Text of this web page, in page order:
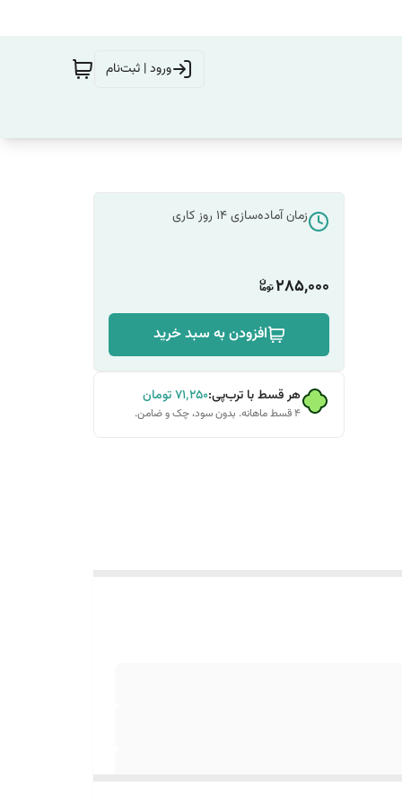
ورود | ثبت‌نام
زمان آماده‌سازی14 روز کاری
285,000
افزودن به سبد خرید
هر قسط با ترب‌پی:۷۱٬۲۵۰تومان
۴ قسط ماهانه. بدون سود، چک و ضامن.